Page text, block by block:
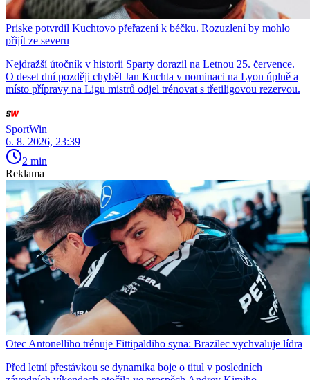
Priske potvrdil Kuchtovo přeřazení k béčku. Rozuzlení by mohlo
přijít ze severu
Nejdražší útočník v historii Sparty dorazil na Letnou 25. července.
O deset dní později chyběl Jan Kuchta v nominaci na Lyon úplně a
místo přípravy na Ligu mistrů odjel trénovat s třetiligovou rezervou.
SportWin
6. 8. 2026, 23:39
2 min
Reklama
Otec Antonelliho trénuje Fittipaldiho syna: Brazilec vychvaluje lídra
Před letní přestávkou se dynamika boje o titul v posledních